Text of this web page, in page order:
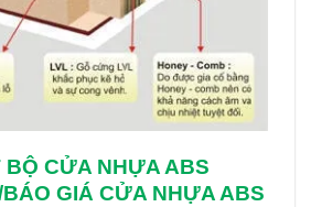
BỘ CỬA NHỰA ABS
GIÁ CỬA NHỰA ABS